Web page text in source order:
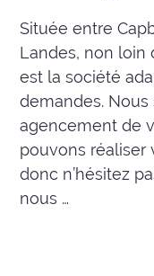
Située entre
Landes, non loin
est la société
demandes.
agencement de
pouvons réaliser
donc n’hésitez
nous …